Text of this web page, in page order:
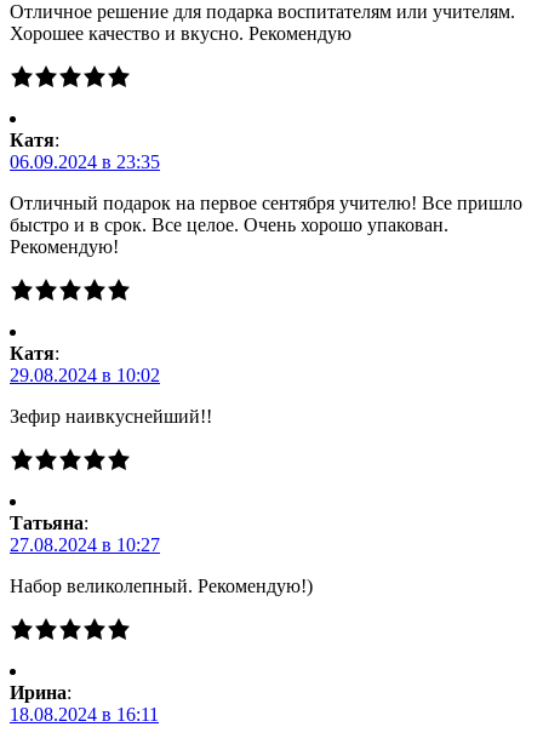
Отличное решение для подарка воспитателям или учителям.
Хорошее качество и вкусно. Рекомендую
Катя:
06.09.2024 в 23:35
Отличный подарок на первое сентября учителю! Все пришло
быстро и в срок. Все целое. Очень хорошо упакован.
Рекомендую!
Катя:
29.08.2024 в 10:02
Зефир наивкуснейший!!
Татьяна:
27.08.2024 в 10:27
Набор великолепный. Рекомендую!)
Ирина:
18.08.2024 в 16:11